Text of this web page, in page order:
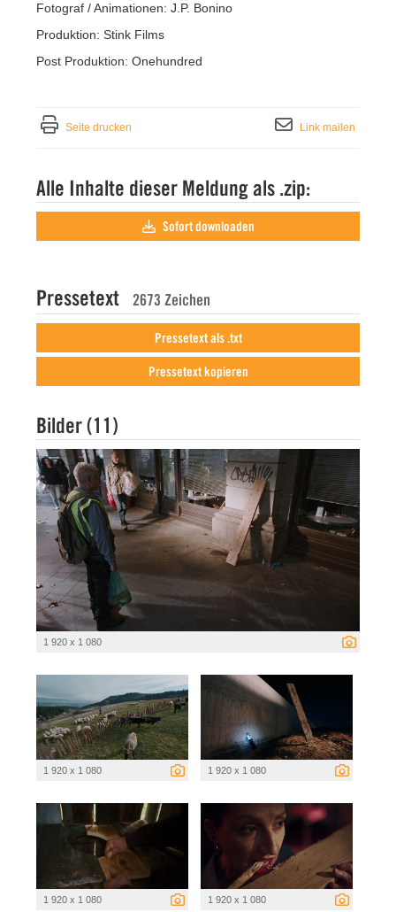
Fotograf / Animationen: J.P. Bonino
Produktion: Stink Films
Post Produktion: Onehundred
Seite drucken Link mailen
Alle Inhalte dieser Meldung als .zip:
Sofort downloaden
Pressetext 2673 Zeichen
Pressetext als .txt
Pressetext kopieren
Bilder (11)
1 920 x 1 080
1 920 x 1 080 1 920 x 1 080
1 920 x 1 080 1 920 x 1 080